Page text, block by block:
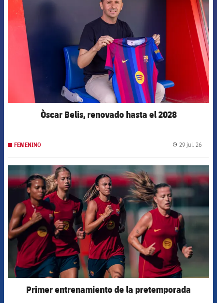
Òscar Belis, renovado hasta el 2028
FEMENINO 29 jul. 26
FCB Barcelona badge
Primer entrenamiento de la pretemporada